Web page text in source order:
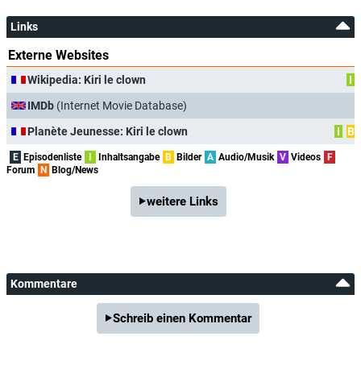
Links
Externe Websites
Wikipedia: Kiri le clown
I
IMDb (Internet Movie Database)
Planète Jeunesse: Kiri le clown
I B
E Episodenliste Inhaltsangabe B Bilder A Audio/Musik V Videos
F
Forum
N Blog/News
weitere Links
Kommentare
Schreib einen Kommentar